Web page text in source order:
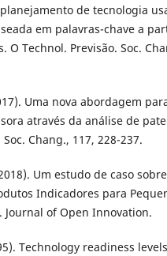
de tecnologia
em palavras-chave a
O Technol. Previsão. Soc.
Uma nova abordagem
através da análise de
Chang., 117, 228-237.
Um estudo de caso
Indicadores para
Journal of Open Innovation.
Technology readiness